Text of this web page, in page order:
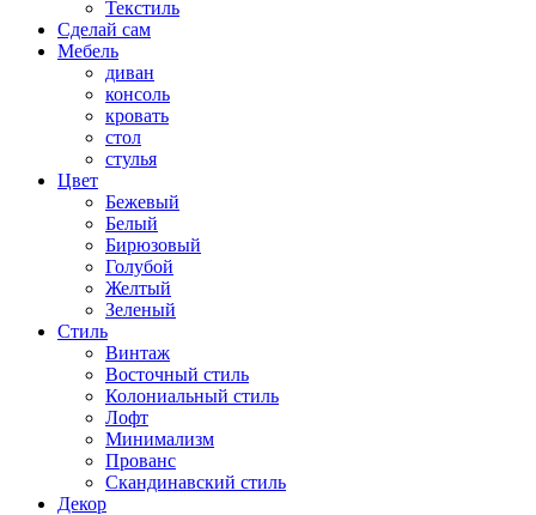
Текстиль
Сделай сам
Мебель
диван
консоль
кровать
стол
стулья
Цвет
Бежевый
Белый
Бирюзовый
Голубой
Желтый
Зеленый
Стиль
Винтаж
Восточный стиль
Колониальный стиль
Лофт
Минимализм
Прованс
Скандинавский стиль
Декор